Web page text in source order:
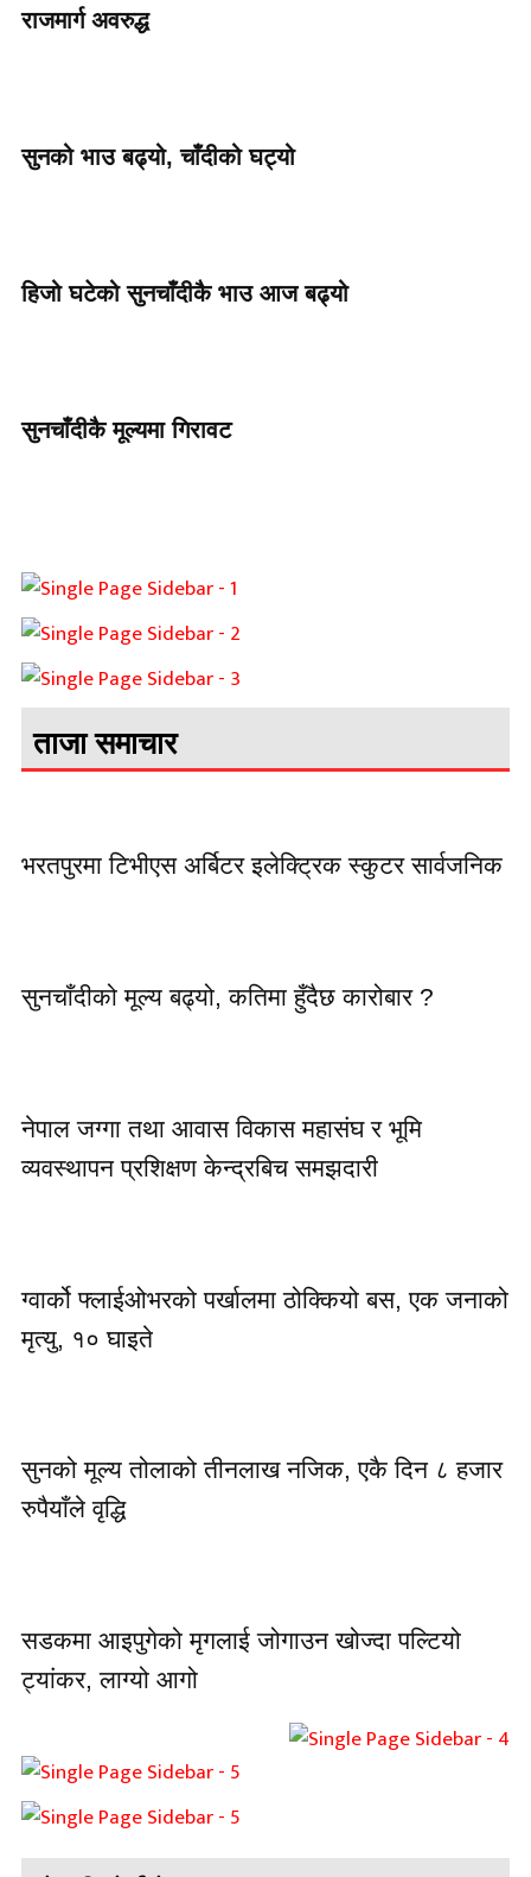
राजमार्ग अवरुद्ध
सुनको भाउ बढ्यो, चाँदीको घट्यो
हिजो घटेको सुनचाँदीकै भाउ आज बढ्यो
सुनचाँदीकै मूल्यमा गिरावट
ताजा समाचार
भरतपुरमा टिभीएस अर्बिटर इलेक्ट्रिक स्कुटर सार्वजनिक
सुनचाँदीको मूल्य बढ्यो, कतिमा हुँदैछ कारोबार ?
नेपाल जग्गा तथा आवास विकास महासंघ र भूमि
व्यवस्थापन प्रशिक्षण केन्द्रबिच समझदारी
ग्वार्को फ्लाईओभरको पर्खालमा ठोक्कियो बस, एक जनाको
मृत्यु, १० घाइते
सुनको मूल्य तोलाको तीनलाख नजिक, एकै दिन ८ हजार
रुपैयाँले वृद्धि
सडकमा आइपुगेको मृगलाई जोगाउन खोज्दा पल्टियो
ट्यांकर, लाग्यो आगो